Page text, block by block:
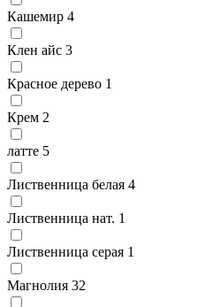
Кашемир 4
Клен айс 3
Красное дерево 1
Крем 2
латте 5
Лиственница белая 4
Лиственница нат. 1
Лиственница серая 1
Магнолия 32